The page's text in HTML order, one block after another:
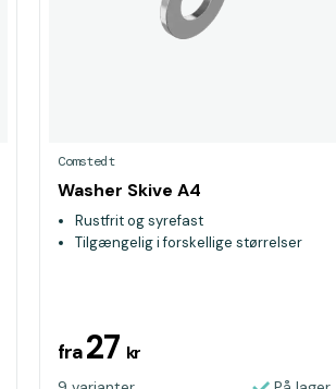
Comstedt
Washer Skive A4
Rustfrit og syrefast
Tilgængelig i forskellige størrelser
fra27 kr